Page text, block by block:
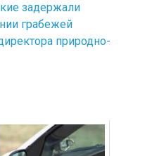
задержали
грабежей
природно-